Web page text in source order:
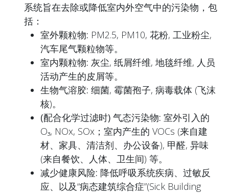
系统旨在去除或降低室内外空气中的污染物，包
括：
室外颗粒物: PM2.5, PM10, 花粉, 工业粉尘,
汽车尾气颗粒物等。
室内颗粒物: 灰尘, 纸屑纤维, 地毯纤维, 人员
活动产生的皮屑等。
生物气溶胶: 细菌, 霉菌孢子, 病毒载体 (飞沫
核)。
(配合化学过滤时) 气态污染物: 室外引入的
O₃, NOx, SOx；室内产生的 VOCs (来自建
材、家具、清洁剂、办公设备), 甲醛, 异味
(来自餐饮、人体、卫生间) 等。
减少健康风险: 降低呼吸系统疾病、过敏反
应、以及“病态建筑综合症”(Sick Building